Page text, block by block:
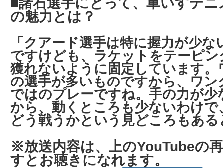
■諸石選手にとって、車いすテニ
の魅力とは？
「クアード選手は特に握力が少な
ですけども、ラケットをテーピ
獲れないように固定しています。
の選手が多いものですから、ワン
ではのプレーですね。手の力が少
から、動くところも少ないわけで
どう戦うかという見どころもあ
※放送内容は、上のYouTubeの
すとお聴きになれます。